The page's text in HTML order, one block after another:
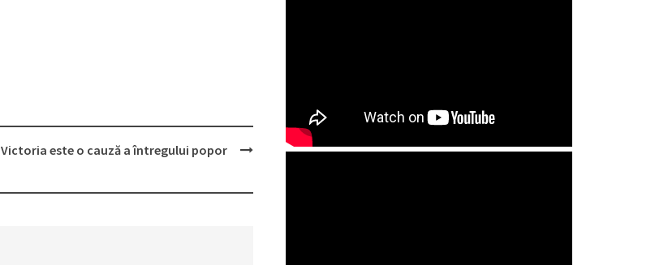
Victoria este o cauză a întregului popor